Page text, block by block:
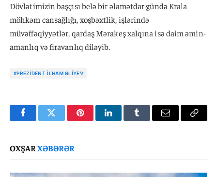
Dövlətimizin başçısı belə bir əlamətdar gündə Krala
möhkəm cansağlığı, xoşbəxtlik, işlərində
müvəffəqiyyətlər, qardaş Mərakeş xalqına isə daim əmin-
amanlıq və firavanlıq diləyib.
#PREZIDENT İLHAM ƏLIYEV
FacebookTwitter PinterestLinkedInTumblr Email
Copy
OXŞARXƏBƏRƏR